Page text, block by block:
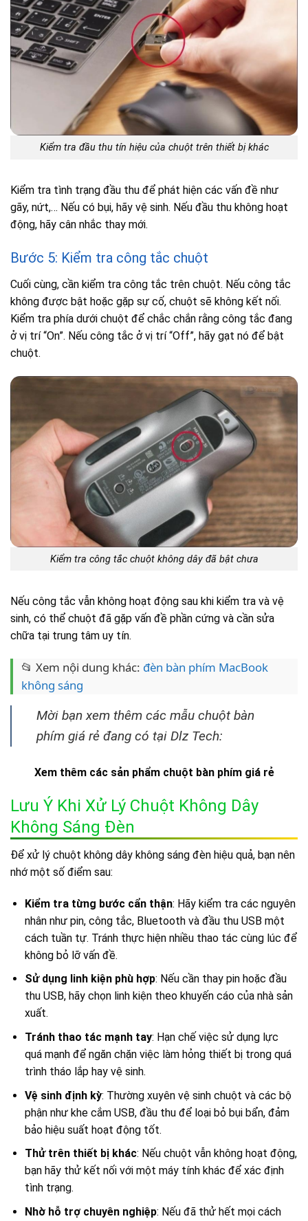
Kiểm tra đầu thu tín hiệu của chuột trên thiết bị khác
Kiểm tra tình trạng đầu thu để phát hiện các vấn đề như
gãy, nứt,… Nếu có bụi, hãy vệ sinh. Nếu đầu thu không hoạt
động, hãy cân nhắc thay mới.
Bước 5: Kiểm tra công tắc chuột
Cuối cùng, cần kiểm tra công tắc trên chuột. Nếu công tắc
không được bật hoặc gặp sự cố, chuột sẽ không kết nối.
Kiểm tra phía dưới chuột để chắc chắn rằng công tắc đang
ở vị trí “On”. Nếu công tắc ở vị trí “Off”, hãy gạt nó để bật
chuột.
Kiểm tra công tắc chuột không dây đã bật chưa
Nếu công tắc vẫn không hoạt động sau khi kiểm tra và vệ
sinh, có thể chuột đã gặp vấn đề phần cứng và cần sửa
chữa tại trung tâm uy tín.
📂 Xem nội dung khác: đèn bàn phím MacBook
không sáng
Mời bạn xem thêm các mẫu chuột bàn
phím giá rẻ đang có tại Dlz Tech:
Xem thêm các sản phẩm chuột bàn phím giá rẻ
Lưu Ý Khi Xử Lý Chuột Không Dây
Không Sáng Đèn
Để xử lý chuột không dây không sáng đèn hiệu quả, bạn nên
nhớ một số điểm sau:
Kiểm tra từng bước cẩn thận: Hãy kiểm tra các nguyên
nhân như pin, công tắc, Bluetooth và đầu thu USB một
cách tuần tự. Tránh thực hiện nhiều thao tác cùng lúc để
không bỏ lỡ vấn đề.
Sử dụng linh kiện phù hợp: Nếu cần thay pin hoặc đầu
thu USB, hãy chọn linh kiện theo khuyến cáo của nhà sản
xuất.
Tránh thao tác mạnh tay: Hạn chế việc sử dụng lực
quá mạnh để ngăn chặn việc làm hỏng thiết bị trong quá
trình tháo lắp hay vệ sinh.
Vệ sinh định kỳ: Thường xuyên vệ sinh chuột và các bộ
phận như khe cắm USB, đầu thu để loại bỏ bụi bẩn, đảm
bảo hiệu suất hoạt động tốt.
Thử trên thiết bị khác: Nếu chuột vẫn không hoạt động,
bạn hãy thử kết nối với một máy tính khác để xác định
tình trạng.
Nhờ hỗ trợ chuyên nghiệp: Nếu đã thử hết mọi cách